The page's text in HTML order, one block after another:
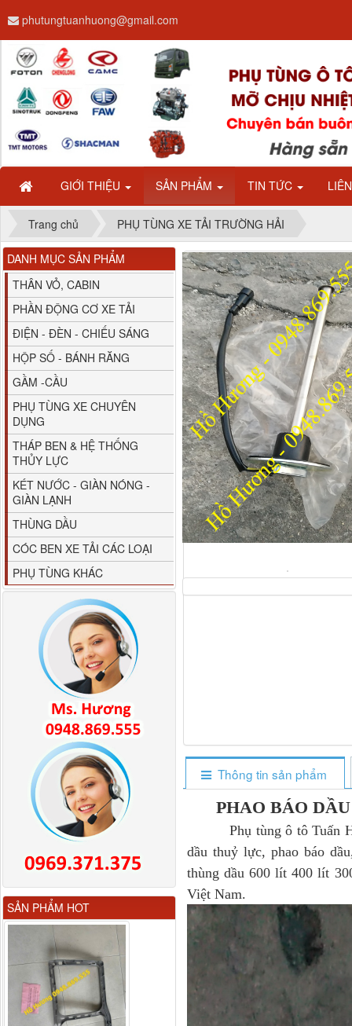
GIỚI THIỆU SẢN PHẨM TIN TỨC
phutungtuanhuong@gmail.com
Trang chủ PHỤ TÙNG XE TẢI TRƯỜNG HẢI
Thông tin sản phẩm
PHAO BÁO
Phụ tùng ô tô Tuấn
dầu thuỷ lực, phao báo
thùng dầu 600 lít 400 lít
Việt Nam.
DANH MỤC SẢN PHẨM
THÂN VỎ, CABIN
PHẦN ĐỘNG CƠ XE TẢI
ĐIỆN - ĐÈN - CHIẾU SÁNG
HỘP SỐ - BÁNH RĂNG
GẦM -CẦU
PHỤ TÙNG XE CHUYÊN
DỤNG
THÁP BEN & HỆ THỐNG
THỦY LỰC
KÉT NƯỚC - GIÀN NÓNG -
GIÀN LẠNH
THÙNG DẦU
CÓC BEN XE TẢI CÁC LOẠI
PHỤ TÙNG KHÁC
SẢN PHẨM HOT
Dây ga CAMC H08 dài
2.68m
Bình nước phụ
Chenglong hải âu...
80YHCB-60 Bơm xăng
dầu 60m3/h...
M4610162101A0 Tapbi
cửa Thaco...
Gương chiếu hậu FAW
JH6 có sấy...